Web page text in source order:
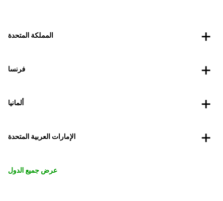
المملكة المتحدة
فرنسا
ألمانيا
الإمارات العربية المتحدة
عرض جميع الدول